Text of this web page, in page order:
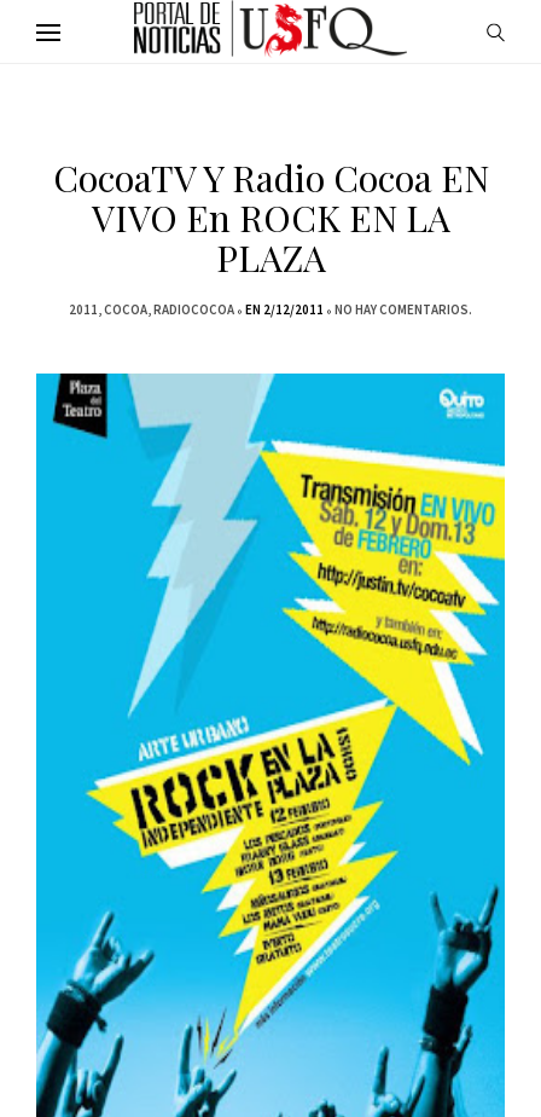
CocoaTV Y Radio Cocoa EN
VIVO En ROCK EN LA
PLAZA
2011 COCOA RADIOCOCOA EN 2/12/2011 NO HAY COMENTARIOS.